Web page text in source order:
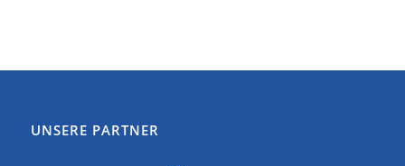
UNSERE PARTNER